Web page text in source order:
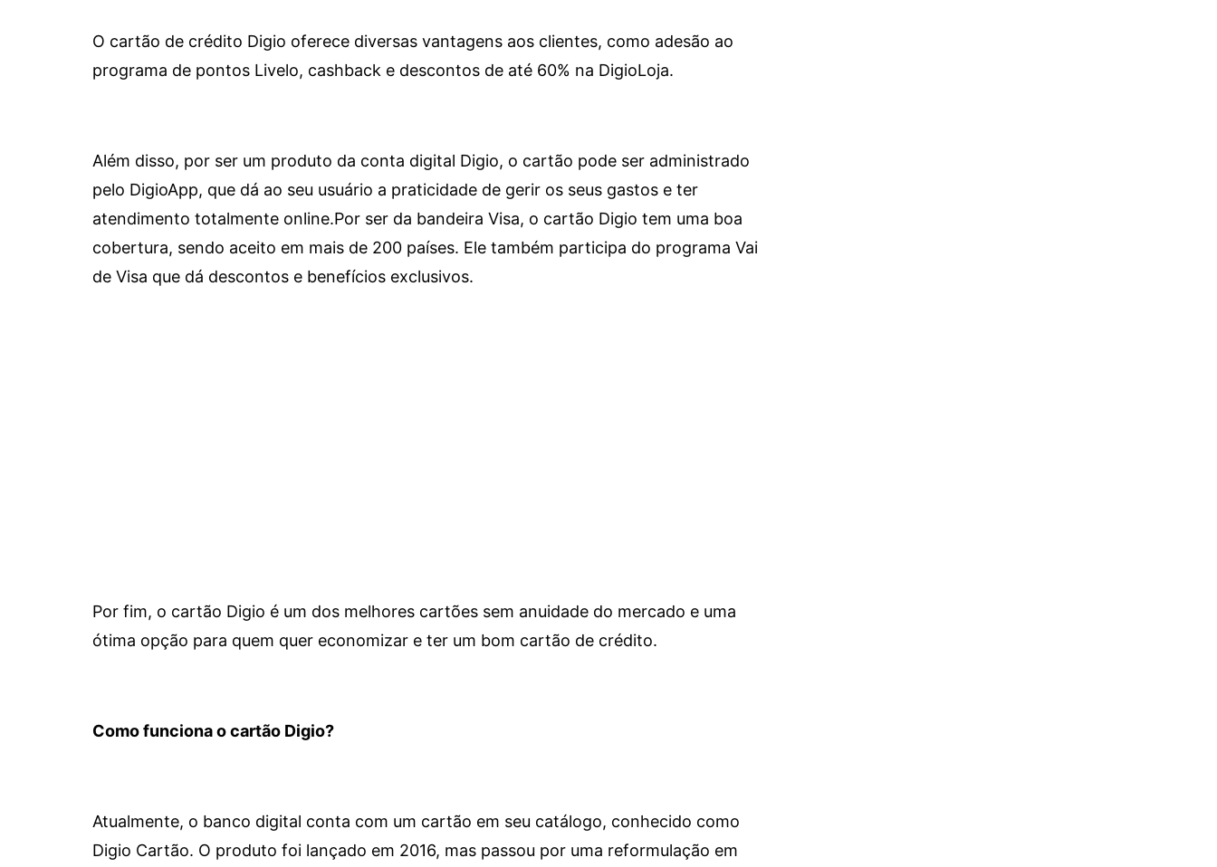
O cartão de crédito Digio oferece diversas vantagens aos clientes, como adesão ao
programa de pontos Livelo, cashback e descontos de até 60% na DigioLoja.
Além disso, por ser um produto da conta digital Digio, o cartão pode ser administrado
pelo DigioApp, que dá ao seu usuário a praticidade de gerir os seus gastos e ter
atendimento totalmente online.Por ser da bandeira Visa, o cartão Digio tem uma boa
cobertura, sendo aceito em mais de 200 países. Ele também participa do programa Vai
de Visa que dá descontos e benefícios exclusivos.
Por fim, o cartão Digio é um dos melhores cartões sem anuidade do mercado e uma
ótima opção para quem quer economizar e ter um bom cartão de crédito.
Como funciona o cartão Digio?
Atualmente, o banco digital conta com um cartão em seu catálogo, conhecido como
Digio Cartão. O produto foi lançado em 2016, mas passou por uma reformulação em